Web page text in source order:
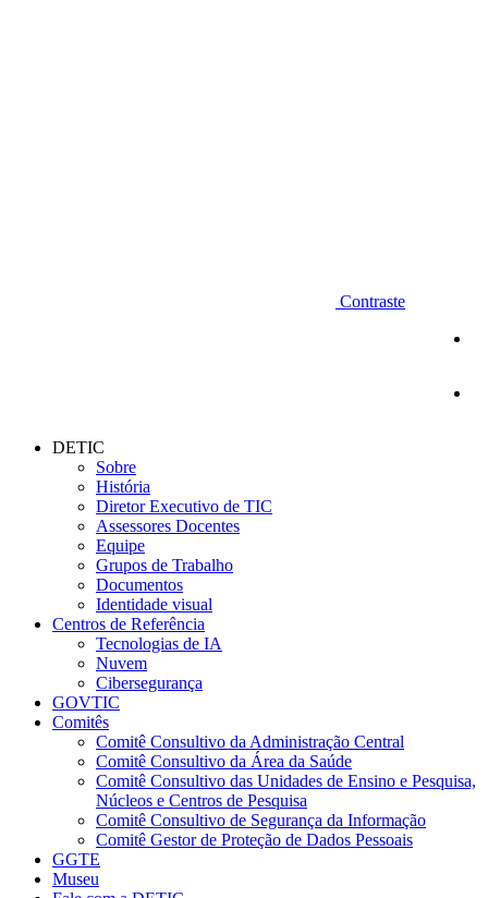
Contraste
DETIC
Sobre
História
Diretor Executivo de TIC
Assessores Docentes
Equipe
Grupos de Trabalho
Documentos
Identidade visual
Centros de Referência
Tecnologias de IA
Nuvem
Cibersegurança
GOVTIC
Comitês
Comitê Consultivo da Administração Central
Comitê Consultivo da Área da Saúde
Comitê Consultivo das Unidades de Ensino e Pesquisa,
Núcleos e Centros de Pesquisa
Comitê Consultivo de Segurança da Informação
Comitê Gestor de Proteção de Dados Pessoais
GGTE
Museu